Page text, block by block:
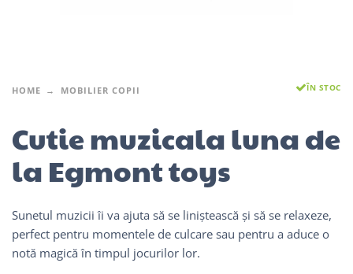
HOME MOBILIER COPII ÎN STOC
Cutie muzicala luna de
la Egmont toys
Sunetul muzicii îi va ajuta să se liniștească și să se relaxeze,
perfect pentru momentele de culcare sau pentru a aduce o
notă magică în timpul jocurilor lor.